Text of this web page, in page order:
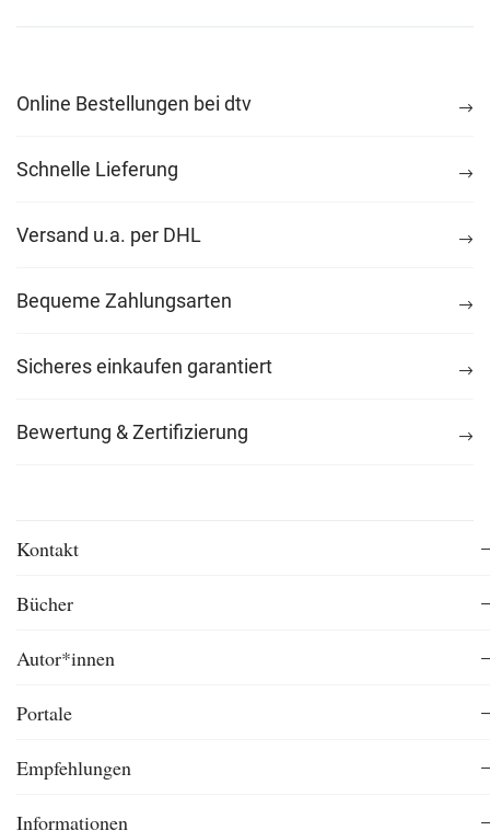
Online Bestellungen bei dtv
Schnelle Lieferung
Versand u.a. per DHL
Bequeme Zahlungsarten
Sicheres einkaufen garantiert
Bewertung & Zertifizierung
Kontakt
Bücher
Autor*innen
Portale
Empfehlungen
Informationen